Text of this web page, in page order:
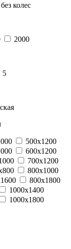
без колес
2000
5
500х1200
600х1200
700х1200
800х1000
800х1800
1000х1400
1000х1800